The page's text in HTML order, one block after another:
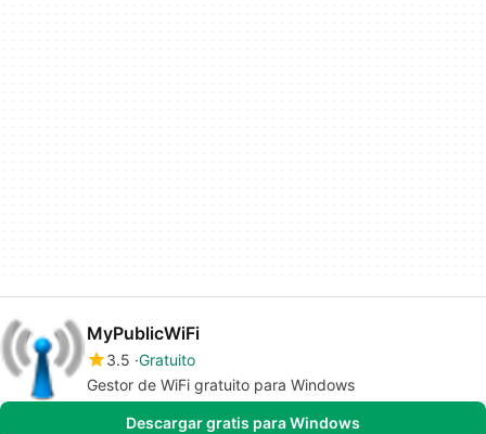
MyPublicWiFi
3.5 Gratuito
Gestor de WiFi gratuito para Windows
Descargar gratis para Windows